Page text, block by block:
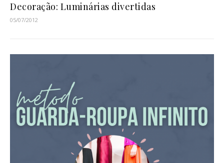
Decoração: Luminárias divertidas
05/07/2012